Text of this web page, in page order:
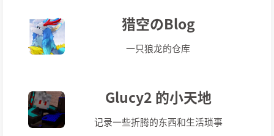
猎空のBlog
一只狼龙的仓库
Glucy2 的小天地
记录一些折腾的东西和生活琐事